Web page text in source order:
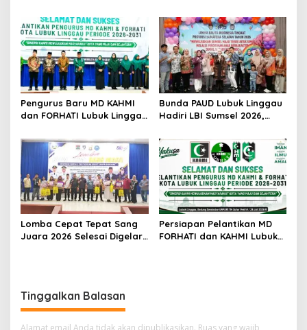
dan Perguruan Tinggi
Kejuaraan Akuatik
Indonesia Palembang
Pengurus Baru MD KAHMI
dan FORHATI Lubuk Linggau
Bersinergi Bangun Daerah
Bunda PAUD Lubuk Linggau
Hadiri LBI Sumsel 2026,
Keluarga dalam Tumbuh
Kembang Anak
Lomba Cepat Tepat Sang
Juara 2026 Selesai Digelar,
Persiapan Pelantikan MD
FORHATI dan KAHMI Lubuk
Tinggalkan Balasan